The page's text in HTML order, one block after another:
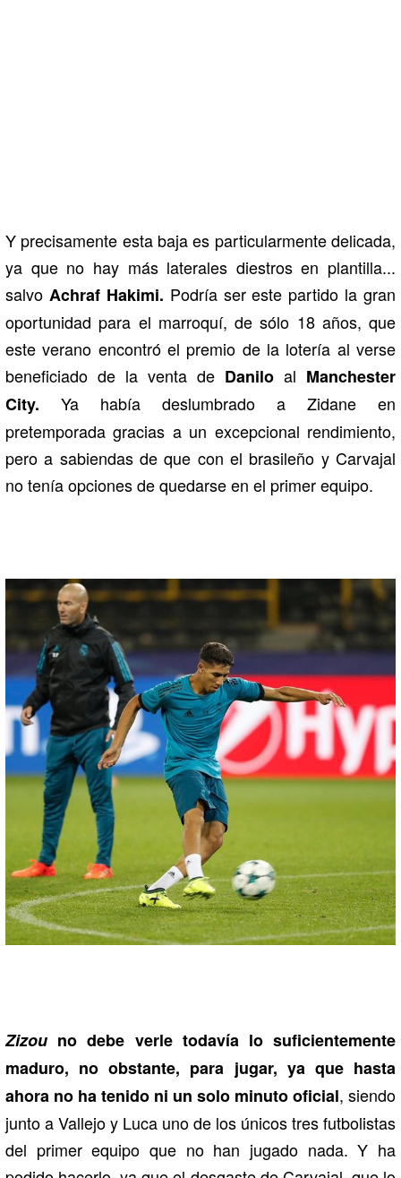
Y precisamente esta baja es particularmente delicada,
ya que no hay más laterales diestros en plantilla...
salvo Achraf Hakimi. Podría ser este partido la gran
oportunidad para el marroquí, de sólo 18 años, que
este verano encontró el premio de la lotería al verse
beneficiado de la venta de Danilo al Manchester
City. Ya había deslumbrado a Zidane en
pretemporada gracias a un excepcional rendimiento,
pero a sabiendas de que con el brasileño y Carvajal
no tenía opciones de quedarse en el primer equipo.
Zizou no debe verle todavía lo suficientemente
maduro, no obstante, para jugar, ya que hasta
ahora no ha tenido ni un solo minuto oficial, siendo
junto a Vallejo y Luca uno de los únicos tres futbolistas
del primer equipo que no han jugado nada. Y ha